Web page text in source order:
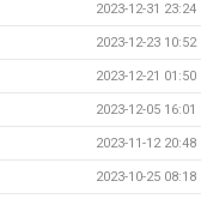
2023-12-31 23:24
2023-12-23 10:52
2023-12-21 01:50
2023-12-05 16:01
2023-11-12 20:48
2023-10-25 08:18